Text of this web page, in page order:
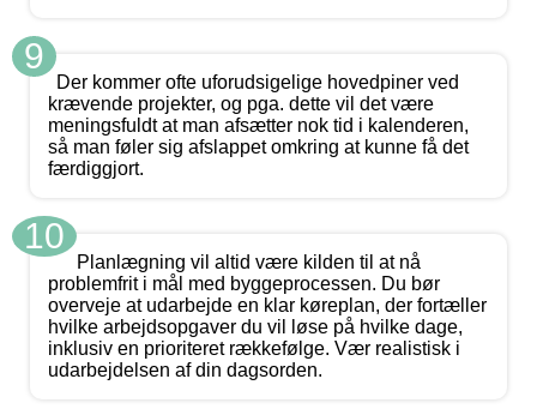
9
Der kommer ofte uforudsigelige hovedpiner ved
krævende projekter, og pga. dette vil det være
meningsfuldt at man afsætter nok tid i kalenderen,
så man føler sig afslappet omkring at kunne få det
færdiggjort.
10
Planlægning vil altid være kilden til at nå
problemfrit i mål med byggeprocessen. Du bør
overveje at udarbejde en klar køreplan, der fortæller
hvilke arbejdsopgaver du vil løse på hvilke dage,
inklusiv en prioriteret rækkefølge. Vær realistisk i
udarbejdelsen af din dagsorden.